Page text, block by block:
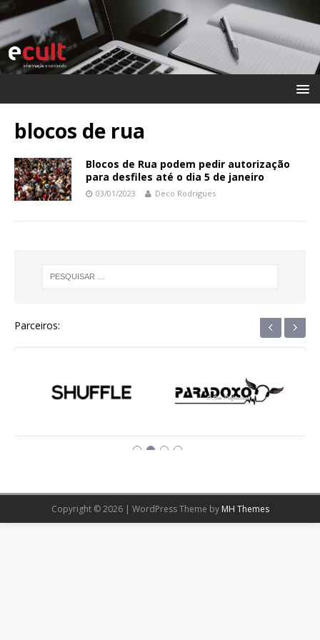
blocos de rua
Blocos de Rua podem pedir autorização
para desfiles até o dia 5 de janeiro
03/01/2023 Deco Rodrigues
Parceiros: ‹ ›
Copyright © 2026 | WordPress Theme by MH Themes